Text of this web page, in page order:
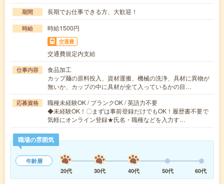
期間 長期でお仕事できる方、大歓迎！
時給 時給1500円
交通費
交通費規定内支給
仕事内容
食品加工
カップ麺の原料投入、資材運搬、機械の洗浄、具材に異物が
無いか、カップの中に具材が全て入っているかの目…
応募資格
職種未経験OK / ブランクOK / 英語力不要
◆未経験OK！〇まずは事前登録だけでもOK！履歴書不要で
気軽にオンライン登録★氏名・職種などを入力す…
職場の雰囲気
年齢層
20代
30代 40代 50代 60代